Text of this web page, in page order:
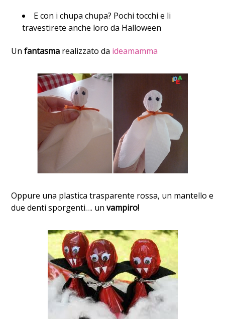
E con i chupa chupa? Pochi tocchi e li
travestirete anche loro da Halloween
Unfantasma realizzato da ideamamma
Oppure una plastica trasparente rossa, un mantello e
due denti sporgenti…. unvampiro!